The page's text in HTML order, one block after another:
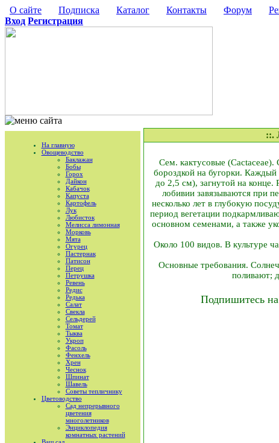
О сайте Подписка Каталог Контакты Форум
Вход Регистрация
На главную
Овощеводство
Баклажан
Бобы
Горох
Дайкон
Кабачок
Капуста
Картофель
Лук
Любисток
Мелисса лимонная
Морковь
Мята
Огурец
Пастернак
Патисон
Перец
Петрушка
Ревень
Редис
Редька
Салат
Свекла
Сельдерей
Томат
Тыква
Укроп
Фасоль
Фенхель
Хрен
Чеснок
Шпинат
Шавель
Советы тепличнику
Цветоводство
Сад непрерывного
цветения
многолетников
Энциклопедия
комнатных растений
::.
Сем. кактусовые
бороздкой на бугорки.
до 2,5 см), загнутой на конце.
лобивии завязываются при
несколько лет в глубокую
период вегетации
основном семенами, а также
Около 100 видов. В культуре
Основные требования.
поливают;
Подпишитесь